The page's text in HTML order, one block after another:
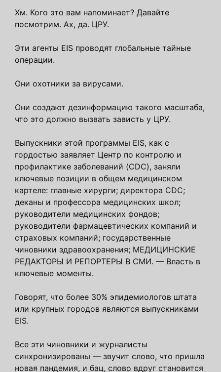
Хм. Кого это вам напоминает? Давайте
посмотрим. Ах, да. ЦРУ.
Эти агенты EIS проводят глобальные тайные
операции.
Они охотники за вирусами.
Они создают дезинформацию такого масштаба,
что это должно вызвать зависть у ЦРУ.
Выпускники этой программы EIS, как с
гордостью заявляет Центр по контролю и
профилактике заболеваний (CDC), заняли
ключевые позиции в общем медицинском
картеле: главные хирурги; директора CDC;
деканы и профессора медицинских школ;
руководители медицинских фондов;
руководители фармацевтических компаний и
страховых компаний; государственные
чиновники здравоохранения; МЕДИЦИНСКИЕ
РЕДАКТОРЫ И РЕПОРТЕРЫ В СМИ. — Власть в
ключевые моменты.
Говорят, что более 30% эпидемиологов штата
или крупных городов являются выпускниками
EIS.
Все эти чиновники и журналисты
синхронизированы — звучит слово, что пришла
новая пандемия, и бац, слово вдруг становится